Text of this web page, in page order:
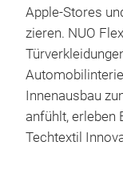
Apple-Stores
zieren. NUO
Innenausbau
anfühlt, erleben
Techtextil